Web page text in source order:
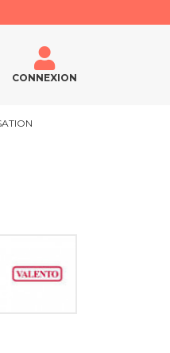
CONNEXION